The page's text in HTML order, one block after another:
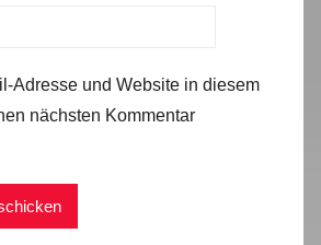
Adresse und Website in diesem
nächsten Kommentar